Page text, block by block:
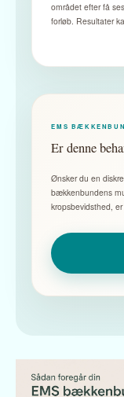
området efter få
forløb. Resultater
EMS
Er denne
Ønsker du en
bækkenbundens
kropsbevidsthed,